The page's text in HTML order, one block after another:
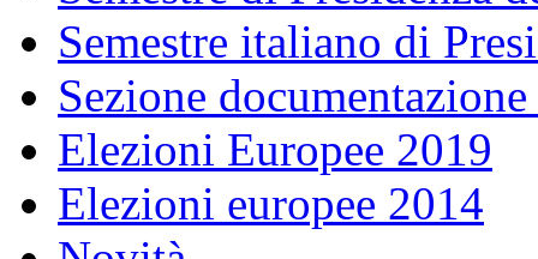
Semestre italiano di
Sezione
Elezioni Europee 2019
Elezioni europee 2014